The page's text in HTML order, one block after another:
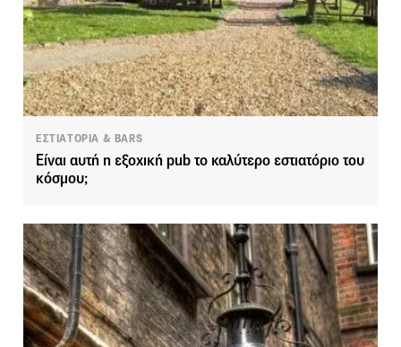
ΕΣΤΙΑΤΟΡΙΑ & BARS
Είναι αυτή η εξοχική pub το καλύτερο εστιατόριο του
κόσμου;